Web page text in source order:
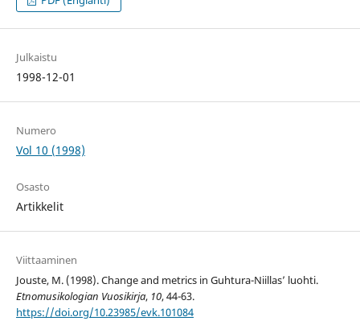
Julkaistu
1998-12-01
Numero
Vol 10 (1998)
Osasto
Artikkelit
Viittaaminen
Jouste, M. (1998). Change and metrics in Guhtura-Niillas’ luohti.
Etnomusikologian Vuosikirja, 10, 44-63.
https://doi.org/10.23985/evk.101084